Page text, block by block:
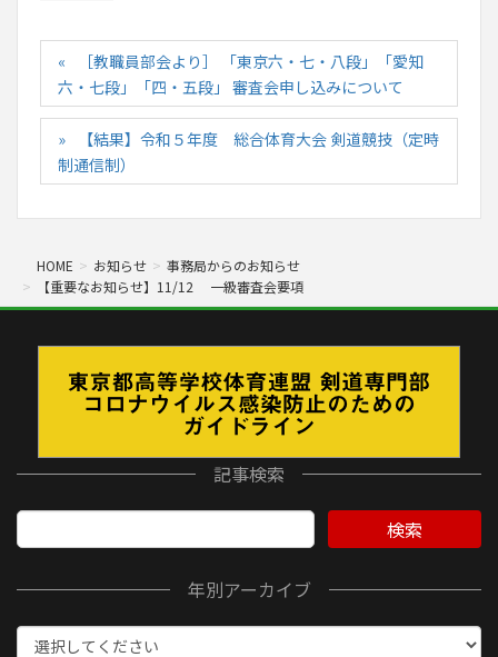
［教職員部会より］ 「東京六・七・八段」「愛知
六・七段」「四・五段」 審査会申し込みについて
【結果】令和５年度 総合体育大会 剣道競技（定時
制通信制）
HOME お知らせ
事務局からのお知らせ
【重要なお知らせ】11/12 一級審査会要項
記事検索
検索
年別アーカイブ